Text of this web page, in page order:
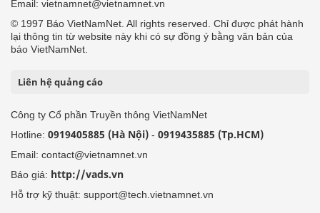
Email: vietnamnet@vietnamnet.vn
© 1997 Báo VietNamNet. All rights reserved. Chỉ được phát hành
lại thông tin từ website này khi có sự đồng ý bằng văn bản của
báo VietNamNet.
Liên hệ quảng cáo
Công ty Cổ phần Truyền thông VietNamNet
Hotline: 0919405885 (Hà Nội) - 0919435885 (Tp.HCM)
Email: contact@vietnamnet.vn
Báo giá: http://vads.vn
Hỗ trợ kỹ thuật: support@tech.vietnamnet.vn